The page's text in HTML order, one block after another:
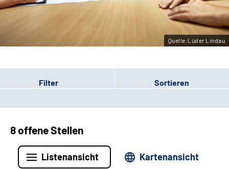
Leichte Sprache
Quelle:Lüder Lindau
Filter Sortieren
8 offene Stellen
Listenansicht Kartenansicht